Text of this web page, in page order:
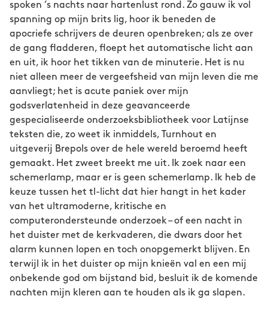
spoken ’s nachts naar hartenlust rond. Zo gauw ik vol
spanning op mijn brits lig, hoor ik beneden de
apocriefe schrijvers de deuren openbreken; als ze over
de gang fladderen, floept het automatische licht aan
en uit, ik hoor het tikken van de minuterie. Het is nu
niet alleen meer de vergeefsheid van mijn leven die me
aanvliegt; het is acute paniek over mijn
godsverlatenheid in deze geavanceerde
gespecialiseerde onderzoeksbibliotheek voor Latijnse
teksten die, zo weet ik inmiddels, Turnhout en
uitgeverij Brepols over de hele wereld beroemd heeft
gemaakt. Het zweet breekt me uit. Ik zoek naar een
schemerlamp, maar er is geen schemerlamp. Ik heb de
keuze tussen het tl-licht dat hier hangt in het kader
van het ultramoderne, kritische en
computerondersteunde onderzoek – of een nacht in
het duister met de kerkvaderen, die dwars door het
alarm kunnen lopen en toch onopgemerkt blijven. En
terwijl ik in het duister op mijn knieën val en een mij
onbekende god om bijstand bid, besluit ik de komende
nachten mijn kleren aan te houden als ik ga slapen.